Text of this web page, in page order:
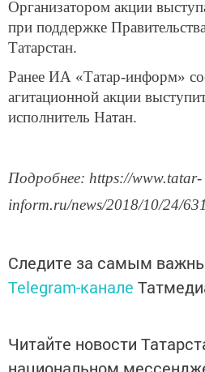
Организатором акции
при поддержке
Татарстан.
Ранее ИА «Татар-информ»
агитационной акции
исполнитель Натан.
Подробнее: https://www.tatar-
inform.ru/news/2018/10/24/
Следите за самым
Telegram-канале
Читайте новости